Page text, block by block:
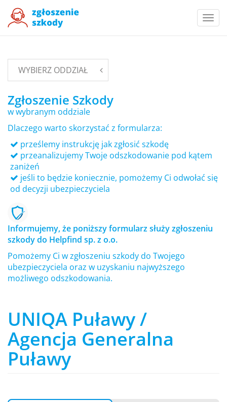
WYBIERZ ODDZIAŁ
Zgłoszenie Szkody
w wybranym oddziale
Dlaczego warto skorzystać z formularza:
prześlemy instrukcję jak zgłosić szkodę
przeanalizujemy Twoje odszkodowanie pod kątem
zaniżeń
jeśli to będzie koniecznie, pomożemy Ci odwołać się
od decyzji ubezpieczyciela
Informujemy, że poniższy formularz służy zgłoszeniu
szkody do Helpfind sp. z o.o.
Pomożemy Ci w zgłoszeniu szkody do Twojego
ubezpieczyciela oraz w uzyskaniu najwyższego
możliwego odszkodowania.
UNIQA Puławy /
Agencja Generalna
Puławy